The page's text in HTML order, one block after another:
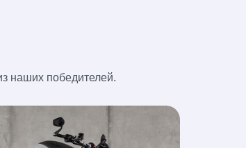
наших победителей.